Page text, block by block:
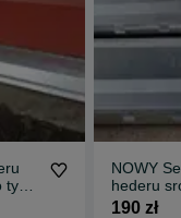
NOWY Segment dna
hederu
lewy
190 zł